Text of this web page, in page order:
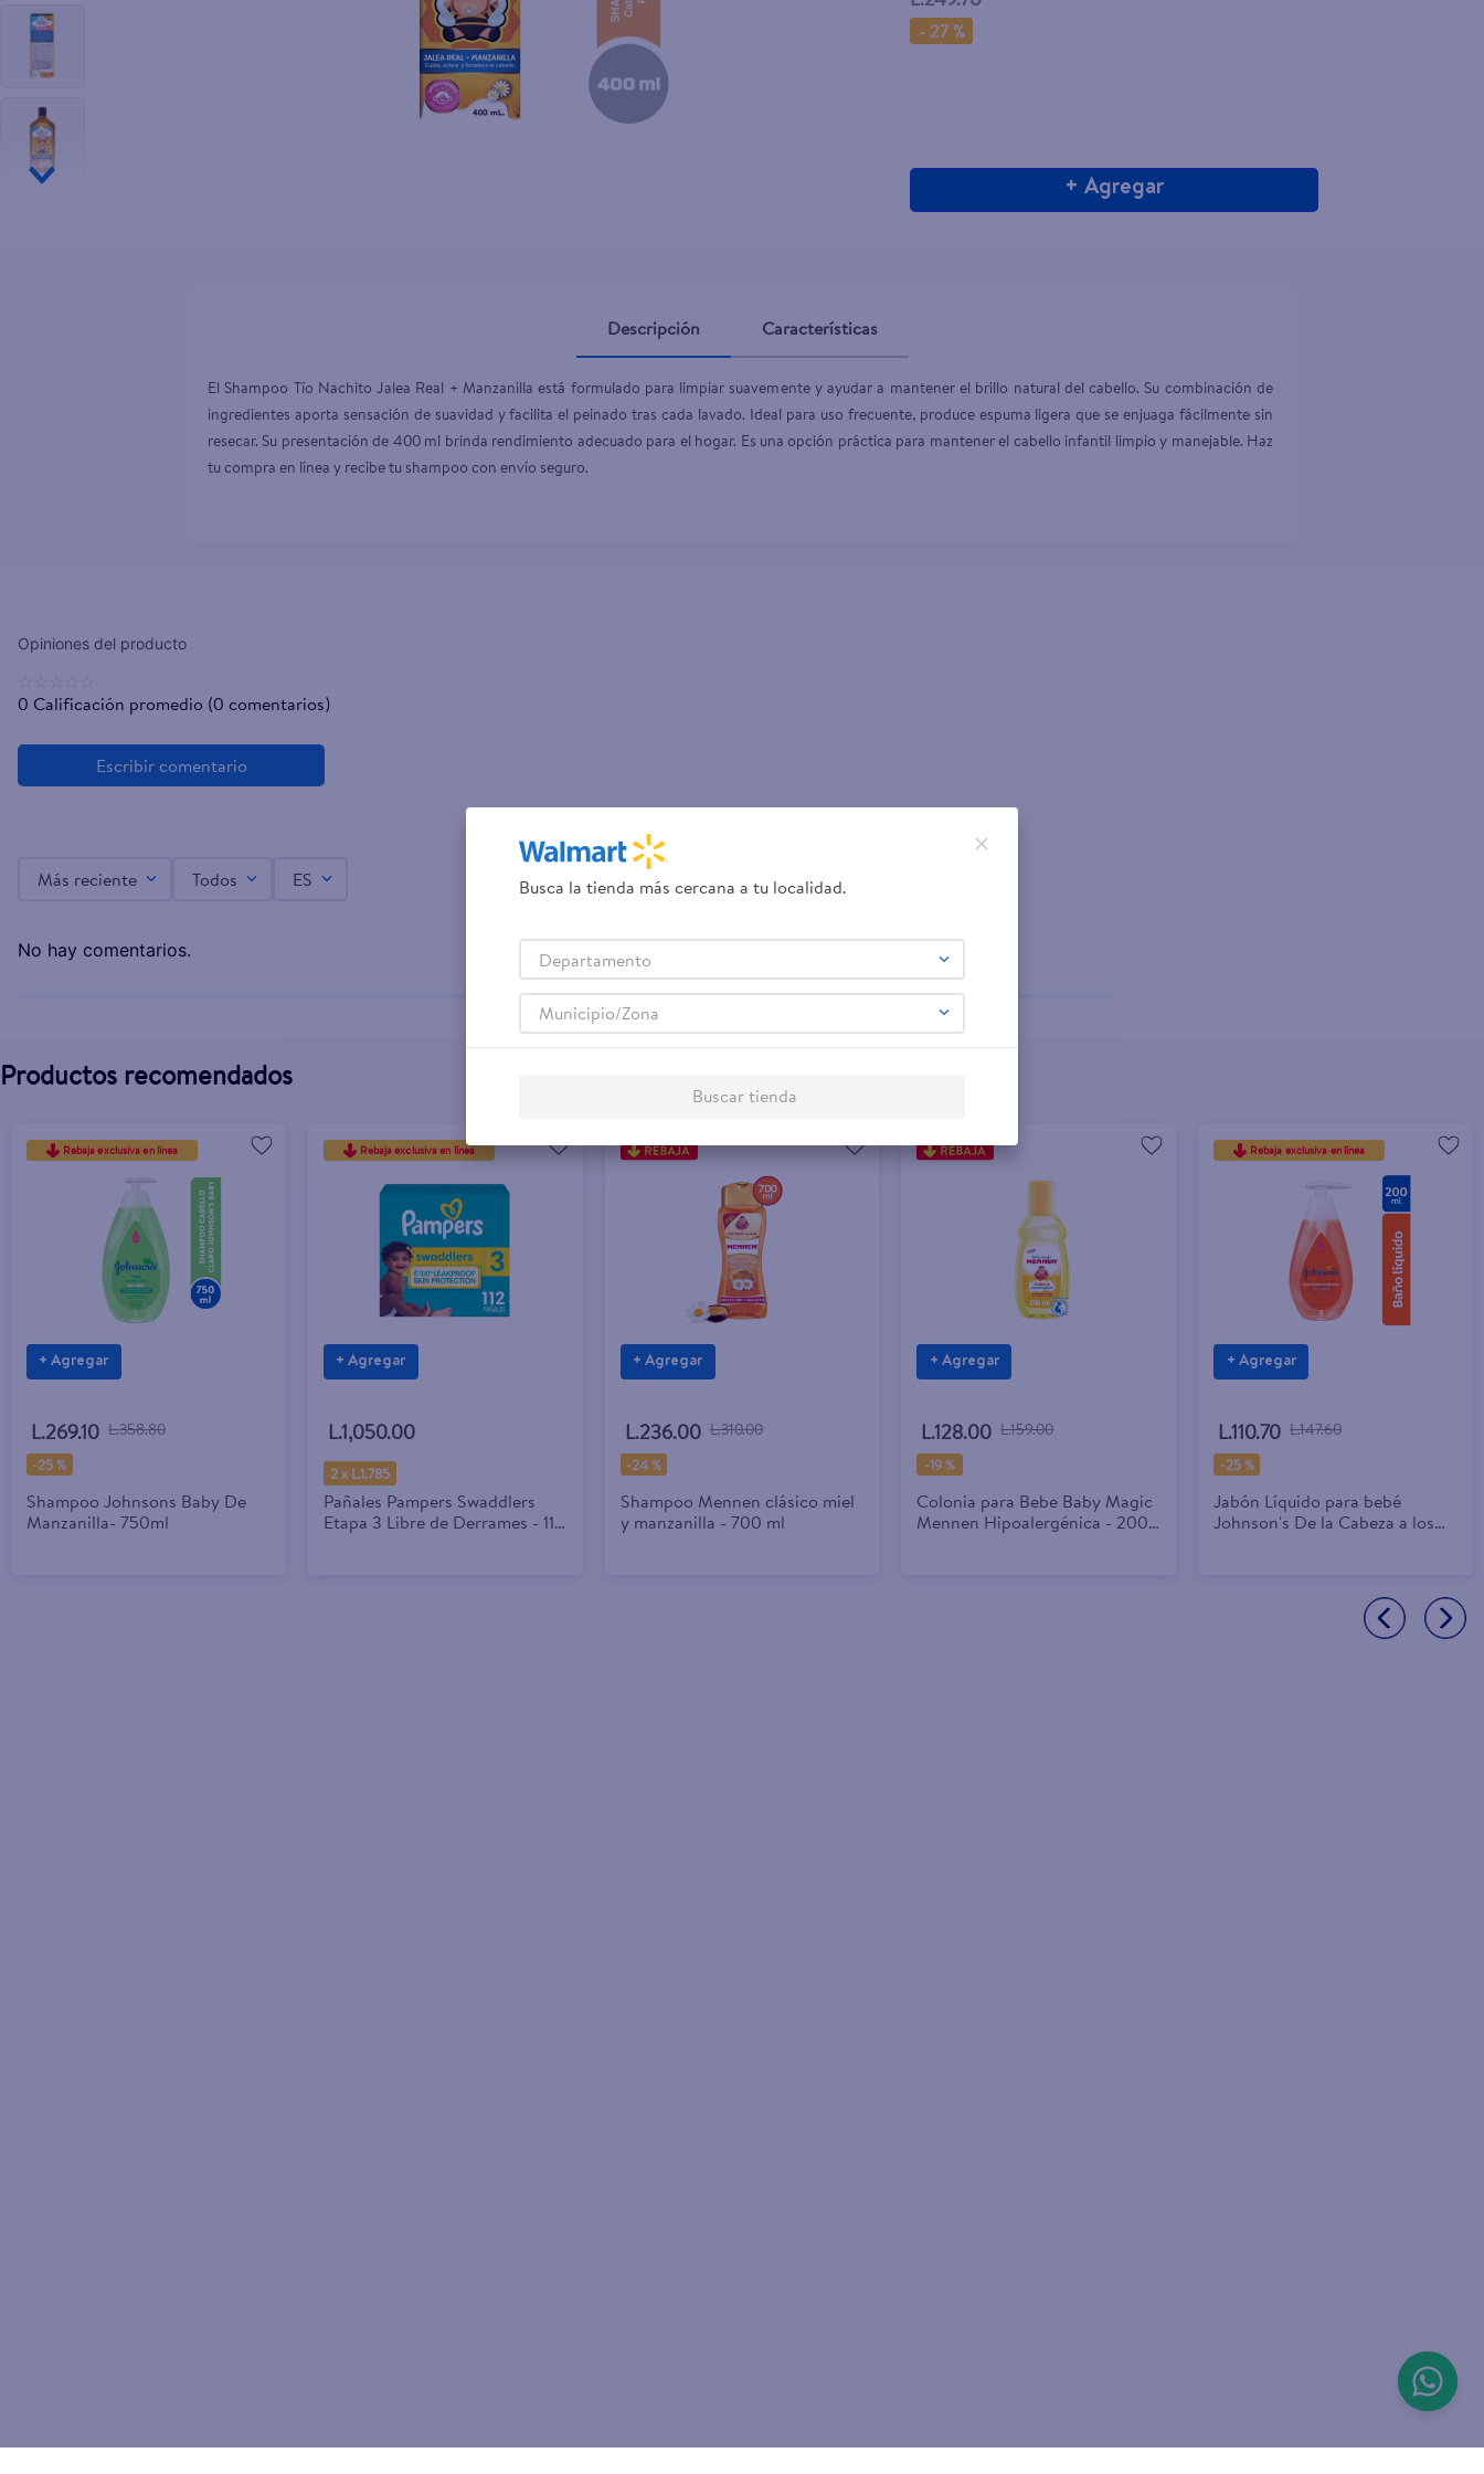
- 27 %
+ Agregar
Descripción Características
El Shampoo Tío Nachito Jalea Real + Manzanilla está formulado para limpiar suavemente y ayudar a mantener el brillo natural del cabello. Su combinación de
ingredientes aporta sensación de suavidad y facilita el peinado tras cada lavado. Ideal para uso frecuente, produce espuma ligera que se enjuaga fácilmente sin
resecar. Su presentación de 400 ml brinda rendimiento adecuado para el hogar. Es una opción práctica para mantener el cabello infantil limpio y manejable. Haz
tu compra en línea y recibe tu shampoo con envío seguro.
0 Calificación promedio (0 comentarios)
Más reciente Todos ES
No hay comentarios.
Productos recomendados
Rebaja exclusiva en línea
+ Agregar
L.269.10 L.358.80
-25 %
Shampoo Johnsons Baby De
Manzanilla- 750ml
Rebaja exclusiva en línea
+ Agregar
L.1,050.00
2 x L.1.785
Pañales Pampers Swaddlers
Etapa 3 Libre de Derrames - 112
+ Agregar
L.236.00 L.310.00
-24 %
Shampoo Mennen clásico miel
y manzanilla - 700 ml
+ Agregar
L.128.00 L.159.00
-19 %
Colonia para Bebe Baby Magic
Mennen Hipoalergénica - 200
Rebaja exclusiva en línea
+ Agregar
L.110.70 L.147.60
-25 %
Jabón Líquido para bebé
Johnson's De la Cabeza a los
Busca la tienda más cercana a tu localidad.
Departamento
Municipio/Zona
Buscar tienda
pollo norteño